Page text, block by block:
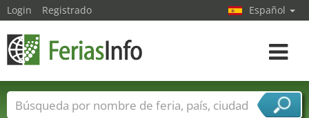
Login Registrado Español
toggle